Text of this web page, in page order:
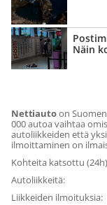
Näin
Nettiautoon
000 autoa vaihtaa
autoliikkeiden että
ilmoittaminen on
Kohteita katsottu
Autoliikkeitä:
Liikkeiden ilmoituksia: